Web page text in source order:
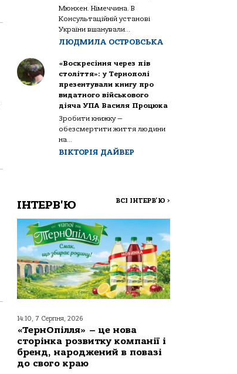
Мюнхен. Німеччина. В
Консультаційній установі
України вшанували...
ЛЮДМИЛА ОСТРОВСЬКА
«Воскресіння через пів
століття»: у Тернополі
презентували книгу про
видатного військового
діяча УПА Василя Процюка
Зробити книжку —
обезсмертити життя людини
на...
ВІКТОРІЯ ДАЙВЕР
ІНТЕРВ'Ю ВСІ ІНТЕРВ'Ю >
14:10, 7 Серпня, 2026
«ТернОпілля» – це нова
сторінка розвитку компанії і
бренд, народжений в повазі
до свого краю